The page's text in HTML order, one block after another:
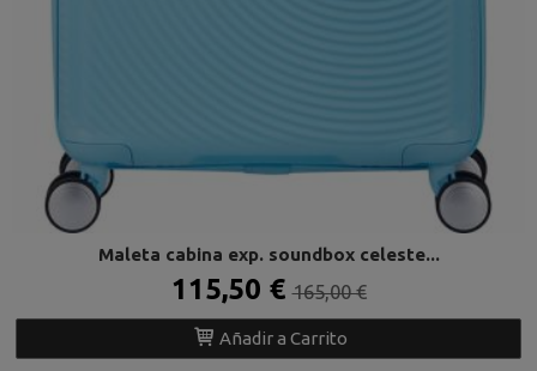
Maleta cabina exp. soundbox celeste...
115,50 €165,00 €
Añadir a Carrito